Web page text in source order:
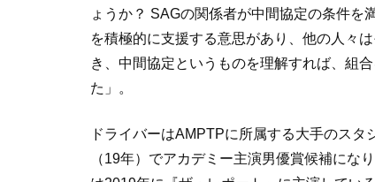
ょうか？ SAGの関係者が中間協定の条件を
を積極的に支援する意思があり、他の人々
き、中間協定というものを理解すれば、組
た」。
ドライバーはAMPTPに所属する大手のスタ
（19年）でアカデミー主演男優賞候補になり